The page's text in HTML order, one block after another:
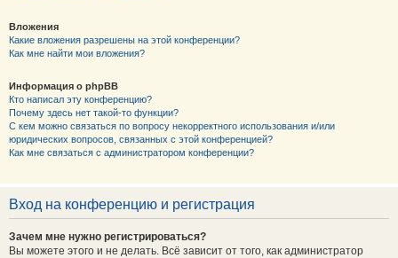
Вложения
Какие вложения разрешены на этой конференции?
Как мне найти мои вложения?
Информация о phpBB
Кто написал эту конференцию?
Почему здесь нет такой-то функции?
С кем можно связаться по вопросу некорректного использования и/или
юридических вопросов, связанных с этой конференцией?
Как мне связаться с администратором конференции?
Вход на конференцию и регистрация
Зачем мне нужно регистрироваться?
Вы можете этого и не делать. Всё зависит от того, как администратор